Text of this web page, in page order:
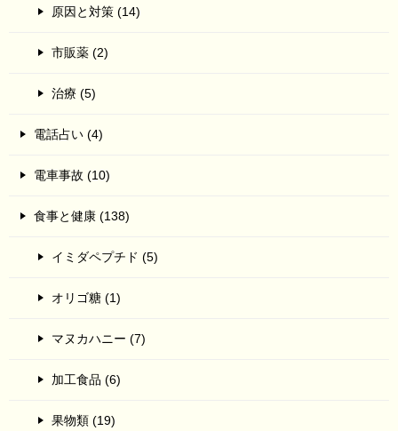
原因と対策 (14)
市販薬 (2)
治療 (5)
電話占い (4)
電車事故 (10)
食事と健康 (138)
イミダペプチド (5)
オリゴ糖 (1)
マヌカハニー (7)
加工食品 (6)
果物類 (19)